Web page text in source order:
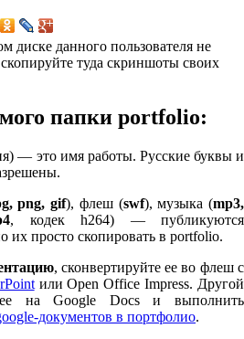
диске данного пользователя не
туда скриншоты своих
папки port­fo­lio:
— это имя работы. Русские буквы и
png, gif), флеш (swf), музыка (mp3,
4, кодек h264) — публикуются
их просто скопировать в port­fo­lio.
, сконвертируйте ее во флеш с
или Open Office Impress. Другой
на Google Docs и выполнить
документов в портфолио.